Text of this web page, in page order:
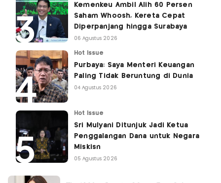
Kemenkeu Ambil Alih 60 Persen
Saham Whoosh, Kereta Cepat
Diperpanjang hingga Surabaya
06 Agustus 2026
Hot Issue
Purbaya: Saya Menteri Keuangan
Paling Tidak Beruntung di Dunia
04 Agustus 2026
Hot Issue
Sri Mulyani Ditunjuk Jadi Ketua
Penggalangan Dana untuk Negara
Miskisn
05 Agustus 2026